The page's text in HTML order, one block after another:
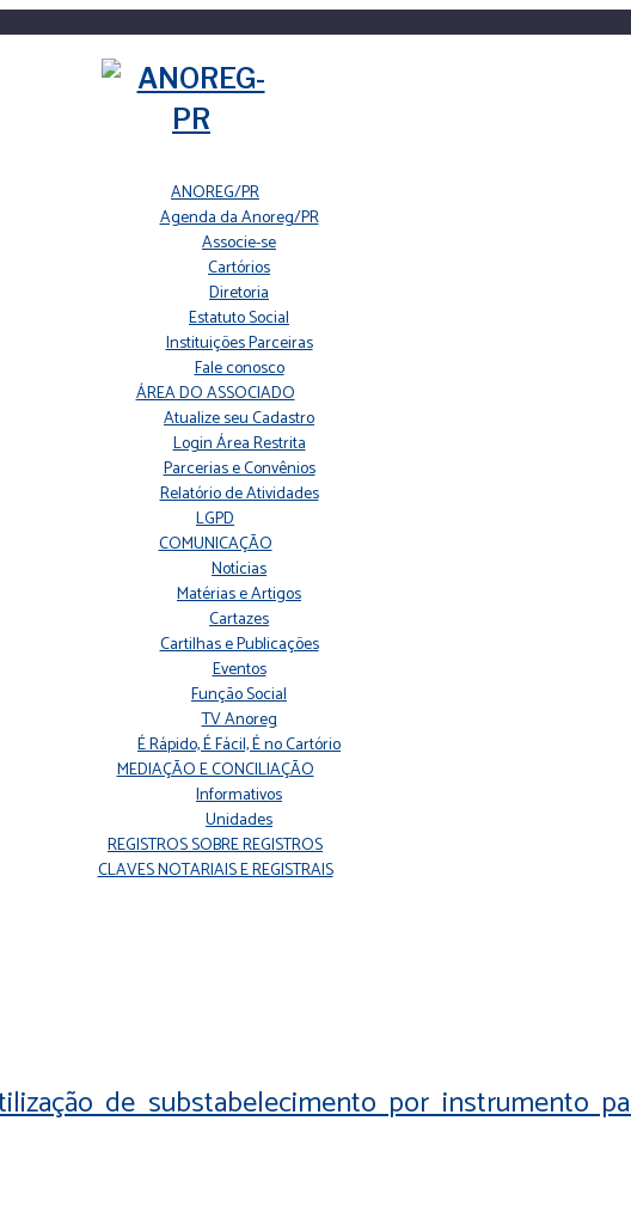
ANOREG/PR
Agenda da Anoreg/PR
Associe-se
Cartórios
Diretoria
Estatuto Social
Instituições Parceiras
Fale conosco
ÁREA DO ASSOCIADO
Atualize seu Cadastro
Login Área Restrita
Parcerias e Convênios
Relatório de Atividades
LGPD
COMUNICAÇÃO
Notícias
Matérias e Artigos
Cartazes
Cartilhas e Publicações
Eventos
Função Social
TV Anoreg
É Rápido, É Fácil, É no Cartório
MEDIAÇÃO E CONCILIAÇÃO
Informativos
Unidades
REGISTROS SOBRE REGISTROS
CLAVES NOTARIAIS E REGISTRAIS
de substabelecimento por instrumento